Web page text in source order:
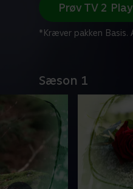
Prøv TV 2
*Kræver pakken Basis.
Sæson 1